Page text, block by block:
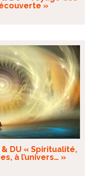
»
DU « Spiritualité,
à l’univers… »